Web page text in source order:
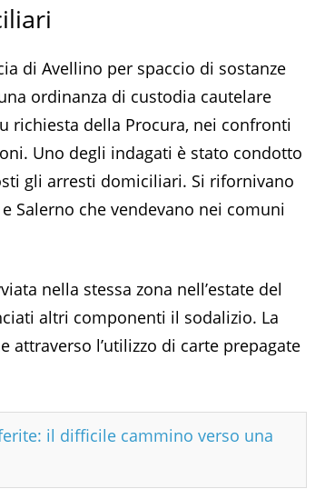
di Avellino per spaccio di sostanze
ordinanza di custodia cautelare
richiesta della Procura, nei confronti
Uno degli indagati è stato condotto
gli arresti domiciliari. Si rifornivano
Salerno che vendevano nei comuni
nella stessa zona nell’estate del
altri componenti il sodalizio. La
attraverso l’utilizzo di carte prepagate
il difficile cammino verso una